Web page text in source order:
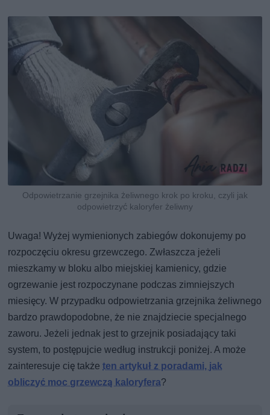
Odpowietrzanie grzejnika żeliwnego krok po kroku, czyli jak
odpowietrzyć kaloryfer żeliwny
Uwaga! Wyżej wymienionych zabiegów dokonujemy po
rozpoczęciu okresu grzewczego. Zwłaszcza jeżeli
mieszkamy w bloku albo miejskiej kamienicy, gdzie
ogrzewanie jest rozpoczynane podczas zimniejszych
miesięcy. W przypadku odpowietrzania grzejnika żeliwnego
bardzo prawdopodobne, że nie znajdziecie specjalnego
zaworu. Jeżeli jednak jest to grzejnik posiadający taki
system, to postępujcie według instrukcji poniżej. A może
zainteresuje cię takżeten artykuł z poradami, jak
obliczyć moc grzewczą kaloryfera?